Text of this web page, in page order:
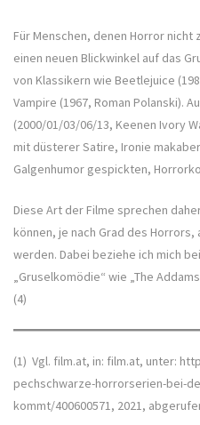
Für Menschen, denen Horror
einen neuen Blickwinkel auf das
von Klassikern wie Beetlejuice
Vampire (1967, Roman Polanski).
(2000/01/03/06/13, Keenen Ivory
mit düsterer Satire, Ironie
Galgenhumor gespickten,
Diese Art der Filme sprechen
können, je nach Grad des
werden. Dabei beziehe ich mich
„Gruselkomödie“ wie „The
(4)
(1) Vgl. film.at, in: film.at, unter:
pechschwarze-horrorserien-bei-
kommt/400600571, 2021,